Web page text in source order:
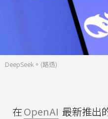
DeepSeek。(路透)
在OpenAI 最新推出